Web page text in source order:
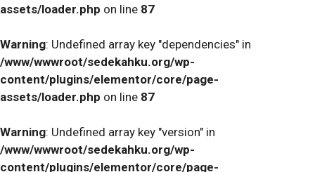
assets/loader.php on line 87
Warning: Undefined array key "dependencies" in
/www/wwwroot/sedekahku.org/wp-
content/plugins/elementor/core/page-
assets/loader.php on line 87
Warning: Undefined array key "version" in
/www/wwwroot/sedekahku.org/wp-
content/plugins/elementor/core/page-